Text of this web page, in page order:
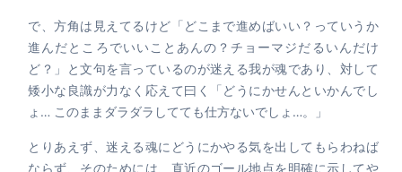
で、方角は見えてるけど「どこまで進めばいい？っていうか
進んだところでいいことあんの？チョーマジだるいんだけ
ど？」と文句を言っているのが迷える我が魂であり、対して
矮小な良識が力なく応えて曰く「どうにかせんといかんでし
ょ… このままダラダラしてても仕方ないでしょ…。」
とりあえず、迷える魂にどうにかやる気を出してもらわねば
ならず、そのためには、直近のゴール地点を明確に示してや